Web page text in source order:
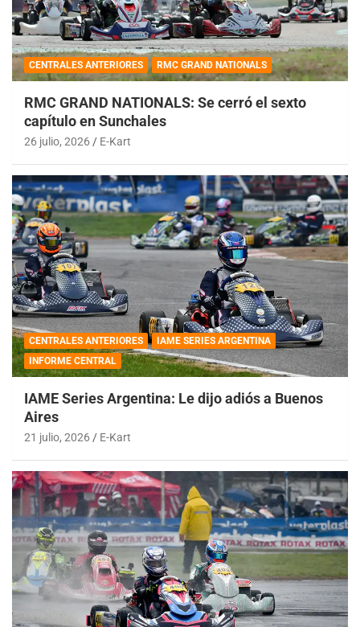
CENTRALES ANTERIORES RMC GRAND NATIONALS
RMC GRAND NATIONALS: Se cerró el sexto
capítulo en Sunchales
26 julio, 2026 E-Kart
CENTRALES ANTERIORES
IAME SERIES ARGENTINA
INFORME CENTRAL
IAME Series Argentina: Le dijo adiós a Buenos
Aires
21 julio, 2026 E-Kart